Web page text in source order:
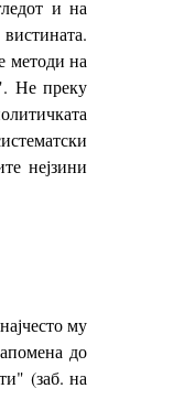
и на
методи на
Не преку
нејзини
му
до
(заб. на